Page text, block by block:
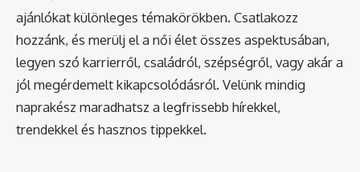
ajánlókat különleges témakörökben. Csatlakozz
hozzánk, és merülj el a női élet összes aspektusában,
legyen szó karrierről, családról, szépségről, vagy akár a
jól megérdemelt kikapcsolódásról. Velünk mindig
naprakész maradhatsz a legfrissebb hírekkel,
trendekkel és hasznos tippekkel.